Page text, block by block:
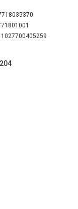
1027700405259